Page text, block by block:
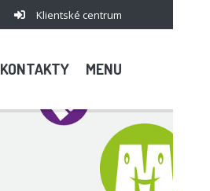
Klientské centrum
KONTAKTY MENU